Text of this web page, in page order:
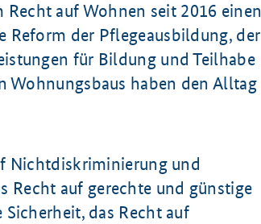
auf Wohnen seit 2016 einen
der Pflegeausbildung, der
für Bildung und Teilhabe
Wohnungsbaus haben den Alltag
Nichtdiskriminierung und
Recht auf gerechte und günstige
das Recht auf